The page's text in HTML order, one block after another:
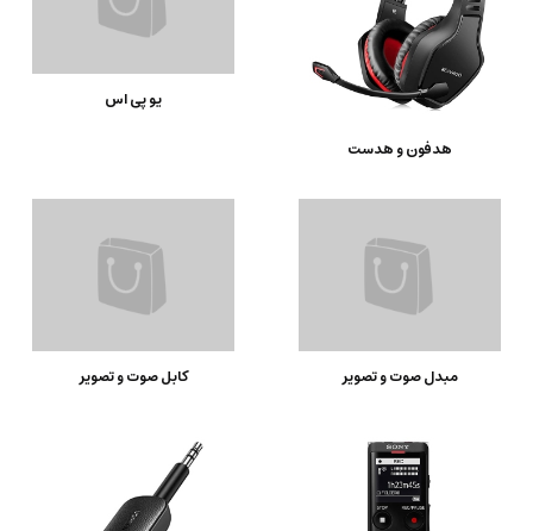
هدفون و هدست
یو پی اس
مبدل صوت و تصویر کابل صوت و تصویر